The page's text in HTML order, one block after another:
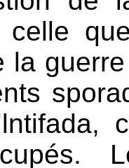
celle
la